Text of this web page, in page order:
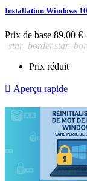
Installation Windows
Prix de base 89,00 €
star_border
Prix réduit
 Aperçu rapide